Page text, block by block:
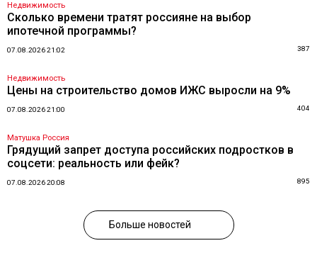
Недвижимость
Сколько времени тратят россияне на выбор
ипотечной программы?
07.08.2026 21:02 387
Недвижимость
Цены на строительство домов ИЖС выросли на 9%
07.08.2026 21:00 404
Матушка Россия
Грядущий запрет доступа российских подростков в
соцсети: реальность или фейк?
07.08.2026 20:08 895
Больше новостей